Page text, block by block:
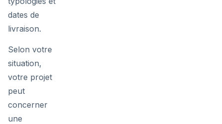
dates de
livraison.
Selon votre
situation,
votre projet
peut
concerner
une